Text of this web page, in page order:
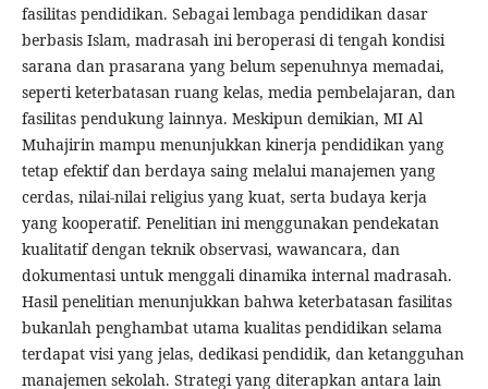
fasilitas pendidikan. Sebagai lembaga pendidikan dasar
berbasis Islam, madrasah ini beroperasi di tengah kondisi
sarana dan prasarana yang belum sepenuhnya memadai,
seperti keterbatasan ruang kelas, media pembelajaran, dan
fasilitas pendukung lainnya. Meskipun demikian, MI Al
Muhajirin mampu menunjukkan kinerja pendidikan yang
tetap efektif dan berdaya saing melalui manajemen yang
cerdas, nilai-nilai religius yang kuat, serta budaya kerja
yang kooperatif. Penelitian ini menggunakan pendekatan
kualitatif dengan teknik observasi, wawancara, dan
dokumentasi untuk menggali dinamika internal madrasah.
Hasil penelitian menunjukkan bahwa keterbatasan fasilitas
bukanlah penghambat utama kualitas pendidikan selama
terdapat visi yang jelas, dedikasi pendidik, dan ketangguhan
manajemen sekolah. Strategi yang diterapkan antara lain